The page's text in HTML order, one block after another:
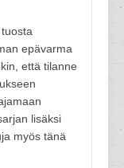
epävarma
että tilanne
lisäksi
myös tänä